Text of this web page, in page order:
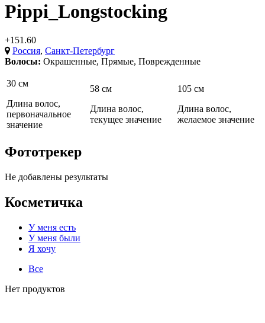
Pippi_Longstocking
+151.60
Россия, Санкт-Петербург
Волосы: Окрашенные, Прямые, Поврежденные
30 см
Длина волос,
первоначальное
значение
58 см
Длина волос,
текущее значение
105 см
Длина волос,
желаемое значение
Фототрекер
Не добавлены результаты
Косметичка
У меня есть
У меня были
Я хочу
Все
Нет продуктов